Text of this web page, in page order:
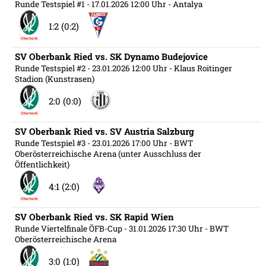
Runde Testspiel #1 - 17.01.2026 12:00 Uhr - Antalya
1:2 (0:2)
SV Oberbank Ried vs. SK Dynamo Budejovice
Runde Testspiel #2 - 23.01.2026 12:00 Uhr - Klaus Roitinger
Stadion (Kunstrasen)
2:0 (0:0)
SV Oberbank Ried vs. SV Austria Salzburg
Runde Testspiel #3 - 23.01.2026 17:00 Uhr - BWT
Oberösterreichische Arena (unter Ausschluss der
Öffentlichkeit)
4:1 (2:0)
SV Oberbank Ried vs. SK Rapid Wien
Runde Viertelfinale ÖFB-Cup - 31.01.2026 17:30 Uhr - BWT
Oberösterreichische Arena
3:0 (1:0)